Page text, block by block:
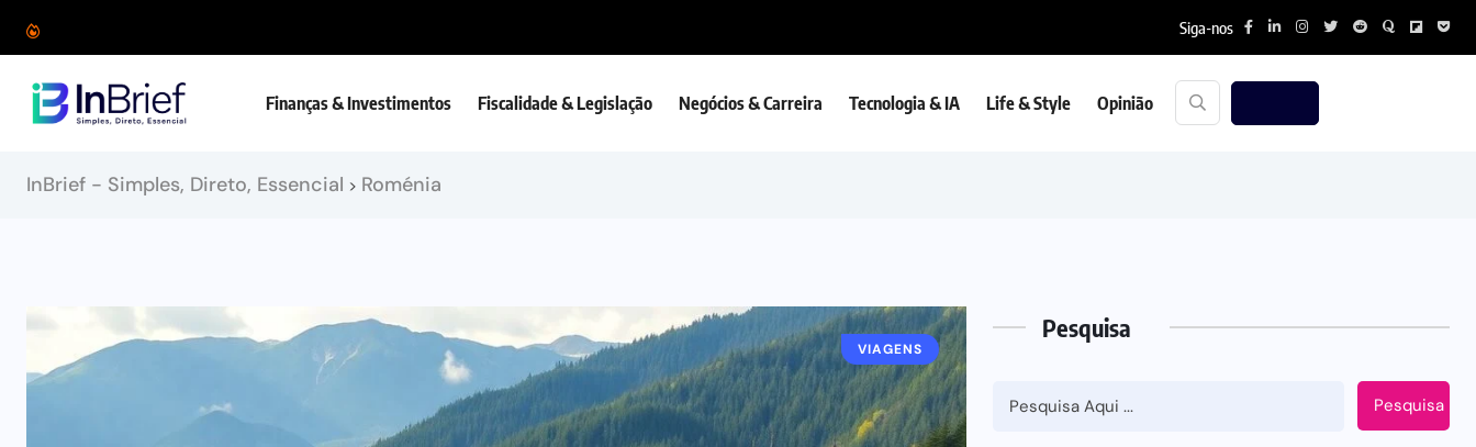
Siga-nos
Finanças & Investimentos Fiscalidade & Legislação Negócios & Carreira Tecnologia & IA Life & Style Opinião
InBrief - Simples, Direto, Essencial > Roménia
VIAGENS
Pesquisa
Pesquisa